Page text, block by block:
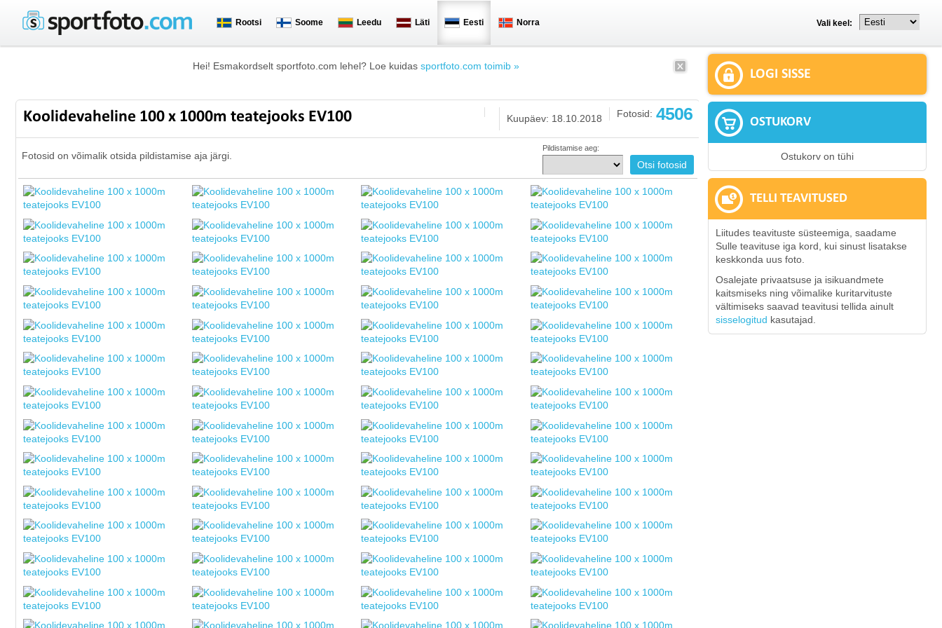
Rootsi Soome Leedu Läti Eesti Norra Vali keel:
Hei! Esmakordselt sportfoto.com lehel? Loe kuidas sportfoto.com toimib »
Koolidevaheline 100 x 1000m teatejooks EV100 Fotosid: 4506
Kuupäev: 18.10.2018
Fotosid on võimalik otsida pildistamise aja järgi.
Pildistamise aeg:
LOGI SISSE
OSTUKORV
Ostukorv on tühi
TELLI TEAVITUSED
Liitudes teavituste süsteemiga, saadame
Sulle teavituse iga kord, kui sinust lisatakse
keskkonda uus foto.
Osalejate privaatsuse ja isikuandmete
kaitsmiseks ning võimalike kuritarvituste
vältimiseks saavad teavitusi tellida ainult
sisselogitud kasutajad.